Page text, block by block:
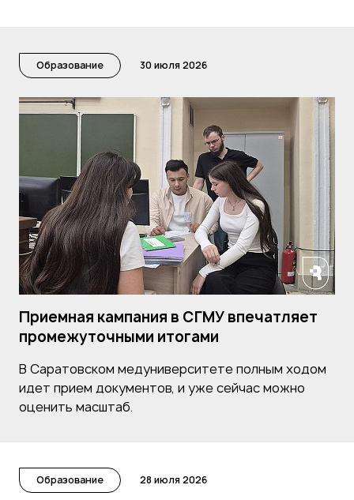
Образование 30 июля 2026
Приемная кампания в СГМУ впечатляет
промежуточными итогами
В Саратовском медуниверситете полным ходом
идет прием документов, и уже сейчас можно
оценить масштаб.
Образование 28 июля 2026